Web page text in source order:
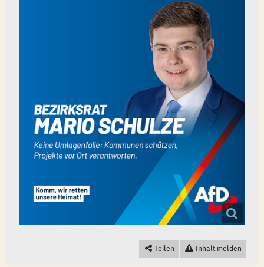
Teilen Inhalt melden